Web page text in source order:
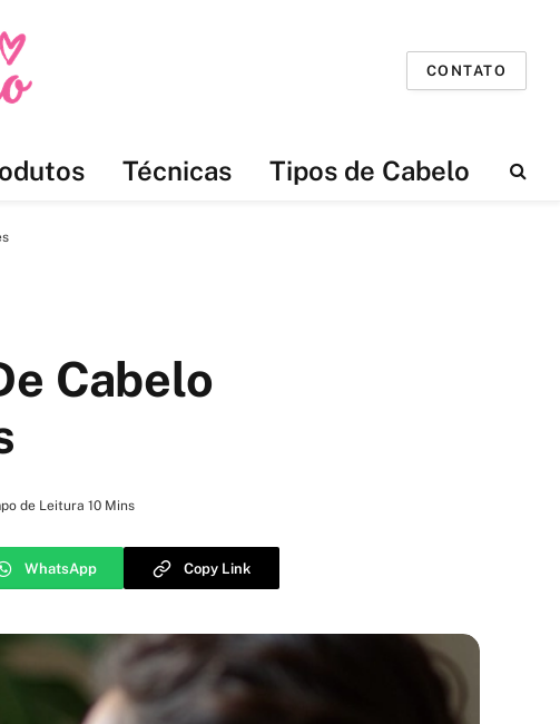
CONTATO
Técnicas Tipos de Cabelo
Cabelo
de Leitura 10 Mins
WhatsApp Copy Link